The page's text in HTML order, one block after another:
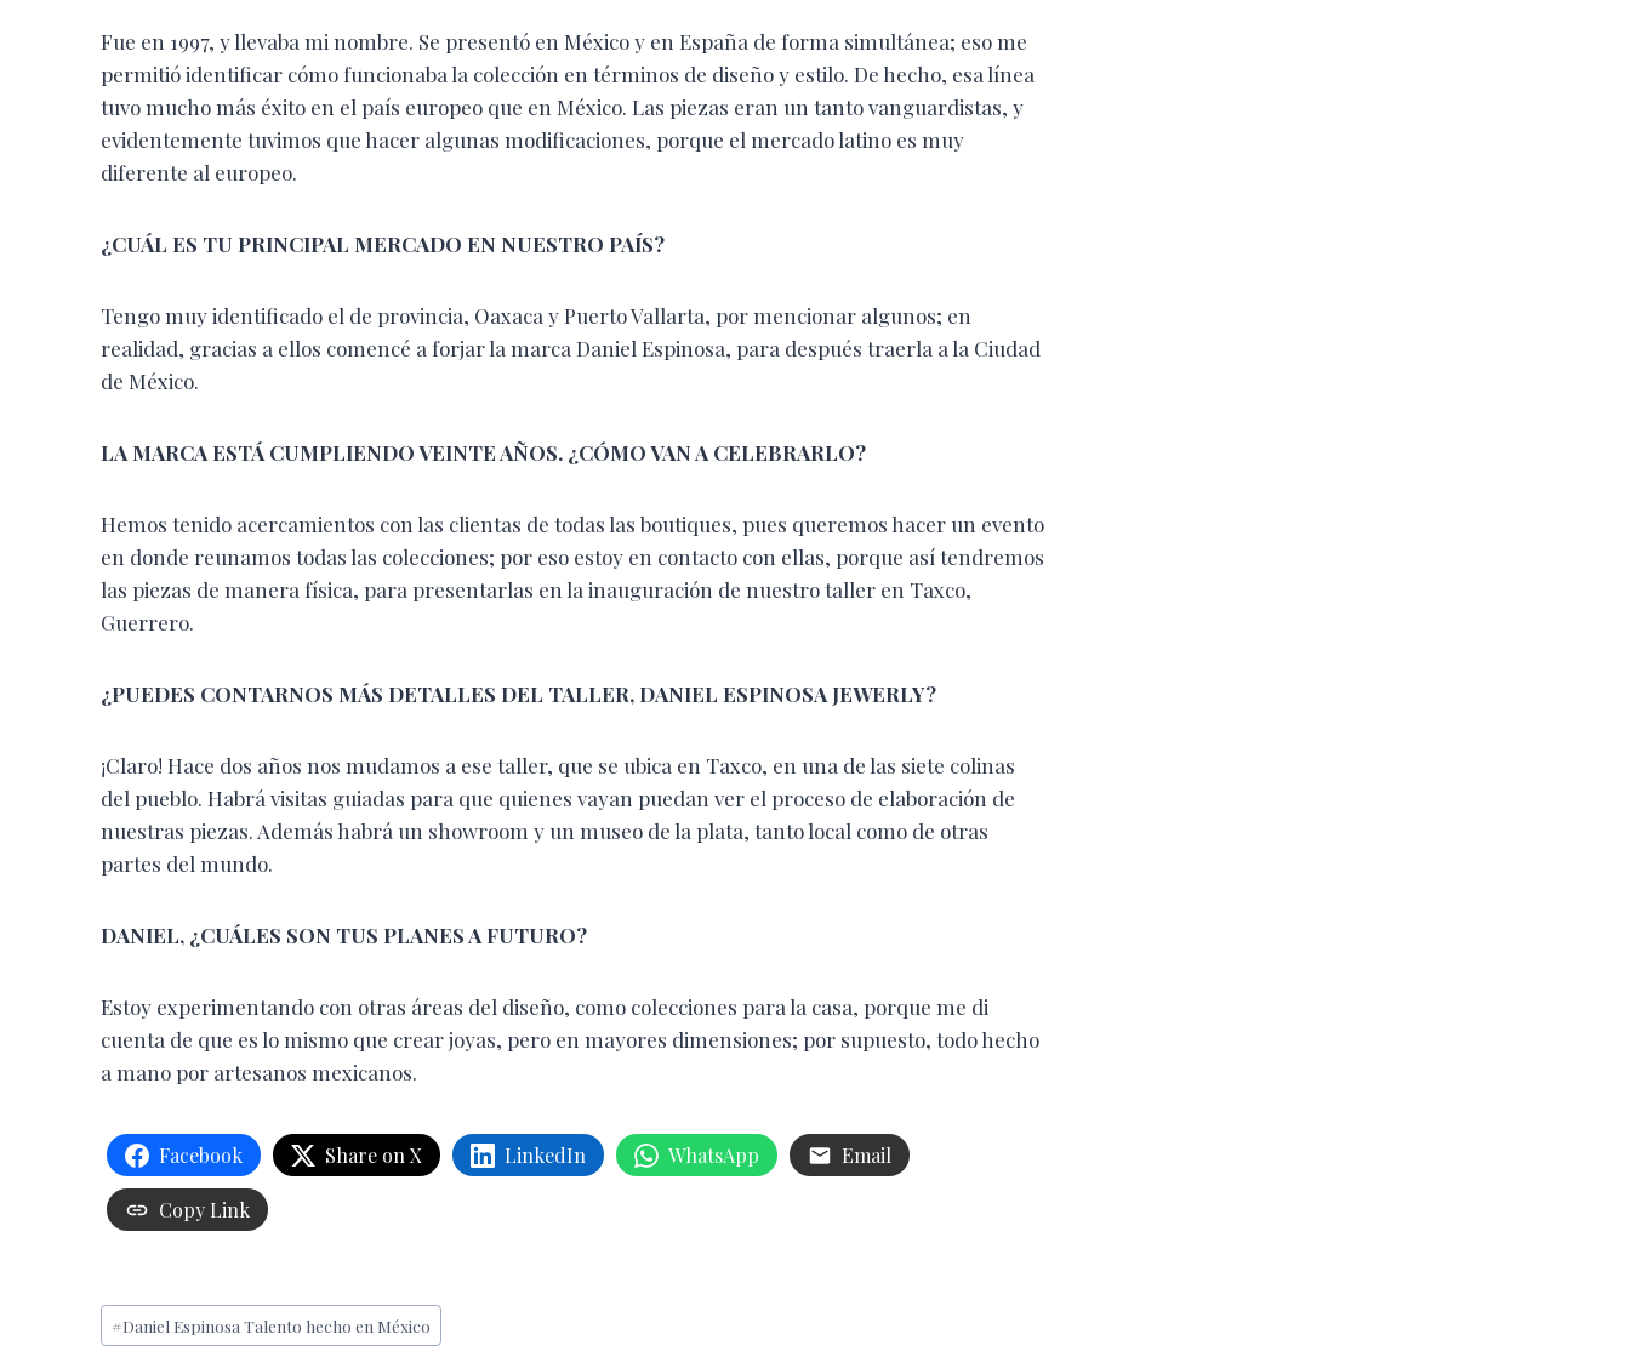
Fue en 1997, y llevaba mi nombre. Se presentó en México y en España de forma simultánea; eso me
permitió identificar cómo funcionaba la colección en términos de diseño y estilo. De hecho, esa línea
tuvo mucho más éxito en el país europeo que en México. Las piezas eran un tanto vanguardistas, y
evidentemente tuvimos que hacer algunas modificaciones, porque el mercado latino es muy
diferente al europeo.
¿CUÁL ES TU PRINCIPAL MERCADO EN NUESTRO PAÍS?
Tengo muy identificado el de provincia, Oaxaca y Puerto Vallarta, por mencionar algunos; en
realidad, gracias a ellos comencé a forjar la marca Daniel Espinosa, para después traerla a la Ciudad
de México.
LA MARCA ESTÁ CUMPLIENDO VEINTE AÑOS. ¿CÓMO VAN A CELEBRARLO?
Hemos tenido acercamientos con las clientas de todas las boutiques, pues queremos hacer un evento
en donde reunamos todas las colecciones; por eso estoy en contacto con ellas, porque así tendremos
las piezas de manera física, para presentarlas en la inauguración de nuestro taller en Taxco,
Guerrero.
¿PUEDES CONTARNOS MÁS DETALLES DEL TALLER, DANIEL ESPINOSA JEWERLY?
¡Claro! Hace dos años nos mudamos a ese taller, que se ubica en Taxco, en una de las siete colinas
del pueblo. Habrá visitas guiadas para que quienes vayan puedan ver el proceso de elaboración de
nuestras piezas. Además habrá un showroom y un museo de la plata, tanto local como de otras
partes del mundo.
DANIEL, ¿CUÁLES SON TUS PLANES A FUTURO?
Estoy experimentando con otras áreas del diseño, como colecciones para la casa, porque me di
cuenta de que es lo mismo que crear joyas, pero en mayores dimensiones; por supuesto, todo hecho
a mano por artesanos mexicanos.
Facebook Share on X LinkedIn WhatsApp Email
Copy Link
Etiquetas
de
#Daniel Espinosa Talento hecho en México